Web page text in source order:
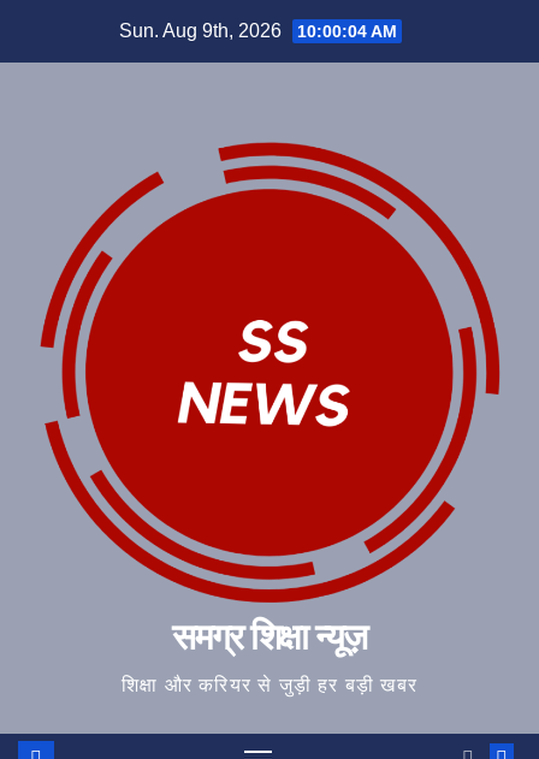
Sun. Aug 9th, 2026 10:00:05 AM
समग्र शिक्षा न्यूज़
शिक्षा और करियर से जुड़ी हर बड़ी खबर